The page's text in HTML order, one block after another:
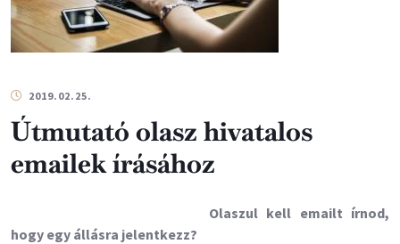
2019.02.25.
Útmutató olasz hivatalos
emailek írásához
Olaszul kell emailt írnod,
hogy egy állásra jelentkezz?